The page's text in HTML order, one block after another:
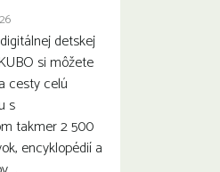
detskej
si môžete
cesty celú
s
takmer 2 500
encyklopédií a